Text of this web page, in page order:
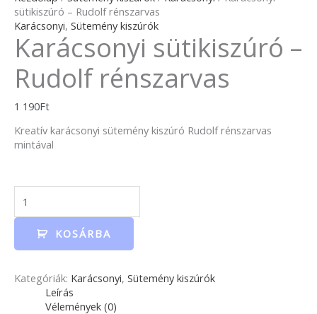
sütikiszúró – Rudolf rénszarvas
Karácsonyi, Sütemény kiszúrók
Karácsonyi sütikiszúró –
Rudolf rénszarvas
1 190Ft
Kreatív karácsonyi sütemény kiszúró Rudolf rénszarvas
mintával
KOSÁRBA
Kategóriák: Karácsonyi, Sütemény kiszúrók
Leírás
Vélemények (0)